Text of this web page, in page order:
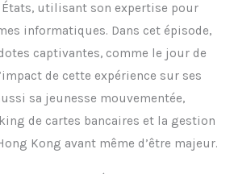
États, utilisant son expertise pour
informatiques. Dans cet épisode,
captivantes, comme le jour de
de cette expérience sur ses
sa jeunesse mouvementée,
de cartes bancaires et la gestion
Kong avant même d’être majeur.